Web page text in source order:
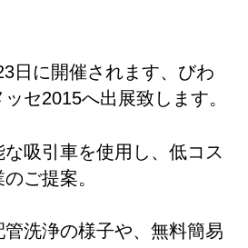
日に開催されます、びわ
セ2015へ出展致します。
吸引車を使用し、低コス
ご提案。
洗浄の様子や、無料簡易